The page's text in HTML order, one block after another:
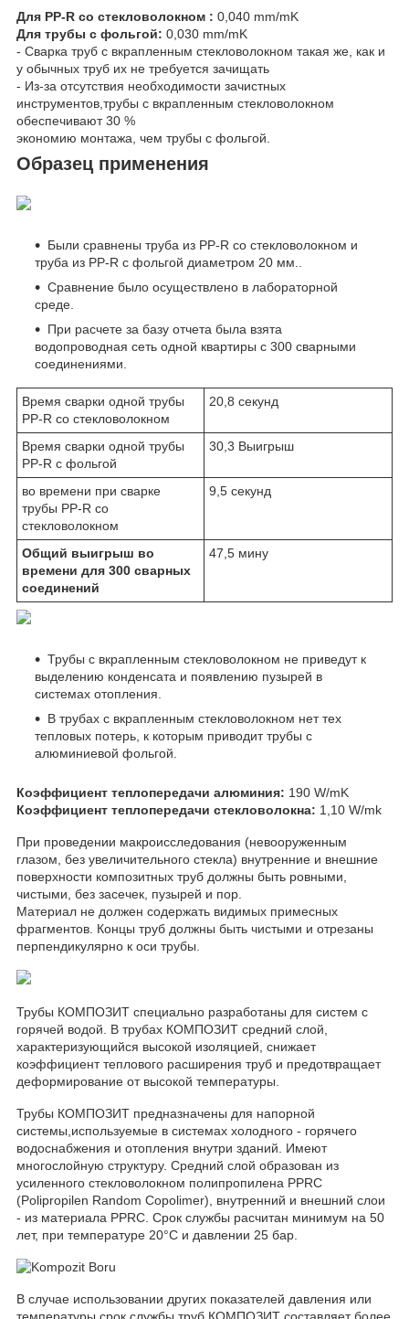
Для PP-R со стекловолокном : 0,040 mm/mK
Для трубы с фольгой: 0,030 mm/mK
- Сварка труб с вкрапленным стекловолокном такая же, как и
у обычных труб их не требуется зачищать
- Из-за отсутствия необходимости зачистных
инструментов,трубы с вкрапленным стекловолокном
обеспечивают 30 %
экономию монтажа, чем трубы с фольгой.
Образец применения
Были сравнены труба из PP-R со стекловолокном и
труба из PP-R с фольгой диаметром 20 мм..
Сравнение было осуществлено в лабораторной
среде.
При расчете за базу отчета была взята
водопроводная сеть одной квартиры с 300 сварными
соединениями.
Время сварки одной трубы
PP-R со стекловолокном
20,8 секунд
Время сварки одной трубы
PP-R с фольгой
30,3 Выигрыш
во времени при сварке
трубы PP-R со
стекловолокном
9,5 секунд
Общий выигрыш во
времени для 300 сварных
соединений
47,5 мину
Трубы с вкрапленным стекловолокном не приведут к
выделению конденсата и появлению пузырей в
системах отопления.
В трубах с вкрапленным стекловолокном нет тех
тепловых потерь, к которым приводит трубы с
алюминиевой фольгой.
Коэффициент теплопередачи алюминия: 190 W/mK
Коэффициент теплопередачи стекловолокна: 1,10 W/mk
При проведении макроисследования (невооруженным
глазом, без увеличительного стекла) внутренние и внешние
поверхности композитных труб должны быть ровными,
чистыми, без засечек, пузырей и пор.
Материал не должен содержать видимых примесных
фрагментов. Концы труб должны быть чистыми и отрезаны
перпендикулярно к оси трубы.
Трубы КОМПОЗИТ специально разработаны для систем с
горячей водой. В трубах КОМПОЗИТ средний слой,
характеризующийся высокой изоляцией, снижает
коэффициент теплового расширения труб и предотвращает
деформирование от высокой температуры.
Трубы КОМПОЗИТ предназначены для напорной
системы,используемыe в системах холодного - горячего
водоснабжения и отопления внутри зданий. Имеют
многослойную структуру. Средний слой образован из
усиленного стекловолокном полипропиленa PPRC
(Polipropilen Random Copolimer), внутренний и внешний слои
- из материала PPRC. Срок службы расчитан минимум на 50
лет, при температуре 20°С и давлении 25 бар.
В случае использовании других показателей давления или